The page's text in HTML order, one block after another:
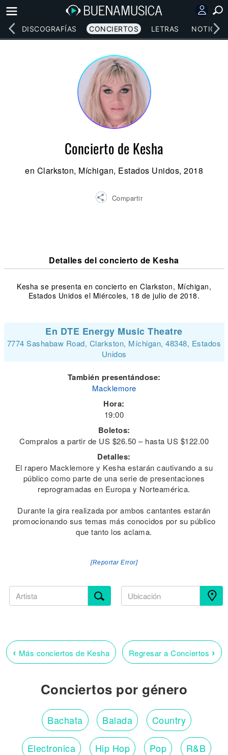
DISCOGRAFÍAS CONCIERTOS LETRAS NOTICIAS
Concierto de Kesha
en Clarkston, Míchigan, Estados Unidos, 2018
Compartir
Detalles del concierto de Kesha
Kesha se presenta en concierto en Clarkston, Míchigan,
Estados Unidos el Miércoles, 18 de julio de 2018.
En DTE Energy Music Theatre
7774 Sashabaw Road, Clarkston, Míchigan, 48348, Estados
Unidos
También presentándose:
Macklemore
Hora:
19:00
Boletos:
Compralos a partir de US $26.50 – hasta US $122.00
Detalles:
El rapero Macklemore y Kesha estarán cautivando a su
público como parte de una serie de presentaciones
reprogramadas en Europa y Norteamérica.
Durante la gira realizada por ambos cantantes estarán
promocionando sus temas más conocidos por su público
que tanto los aclama.
[Reportar Error]
‹ Más conciertos de Kesha Regresar a Conciertos ›
Conciertos por género
Bachata Balada Country
Electronica Hip Hop Pop R&B